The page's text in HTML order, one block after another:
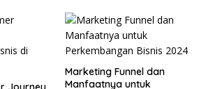
Marketing Funnel dan
Manfaatnya untuk